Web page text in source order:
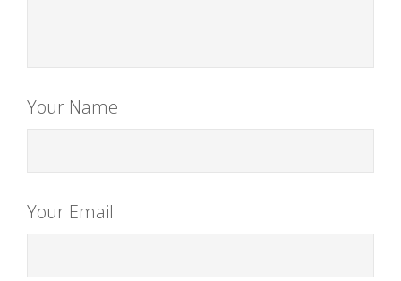
Your Name
Your Email